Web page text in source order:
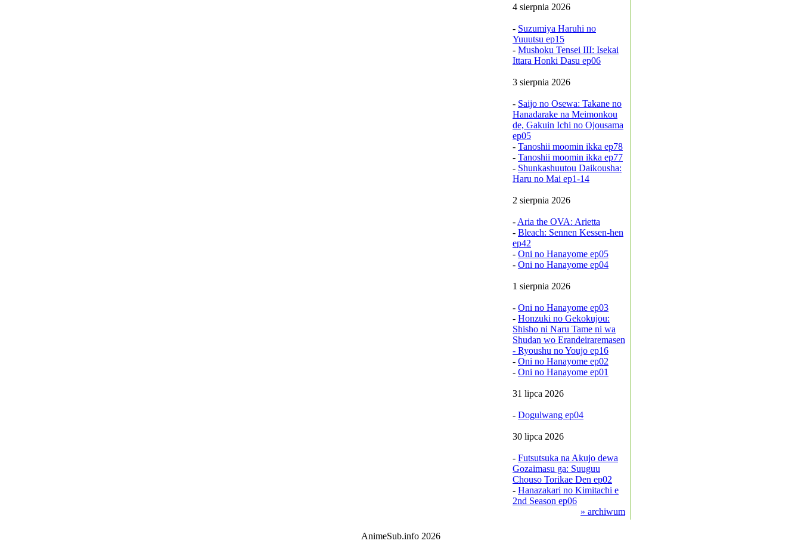
4 sierpnia 2026
- Suzumiya Haruhi no
Yuuutsu ep15
- Mushoku Tensei III: Isekai
Ittara Honki Dasu ep06
3 sierpnia 2026
- Saijo no Osewa: Takane no
Hanadarake na Meimonkou
de, Gakuin Ichi no Ojousama
ep05
- Tanoshii moomin ikka ep78
- Tanoshii moomin ikka ep77
- Shunkashuutou Daikousha:
Haru no Mai ep1-14
2 sierpnia 2026
- Aria the OVA: Arietta
- Bleach: Sennen Kessen-hen
ep42
- Oni no Hanayome ep05
- Oni no Hanayome ep04
1 sierpnia 2026
- Oni no Hanayome ep03
- Honzuki no Gekokujou:
Shisho ni Naru Tame ni wa
Shudan wo Erandeiraremasen
- Ryoushu no Youjo ep16
- Oni no Hanayome ep02
- Oni no Hanayome ep01
31 lipca 2026
- Dogulwang ep04
30 lipca 2026
- Futsutsuka na Akujo dewa
Gozaimasu ga: Suuguu
Chouso Torikae Den ep02
- Hanazakari no Kimitachi e
2nd Season ep06
» archiwum
AnimeSub.info 2026